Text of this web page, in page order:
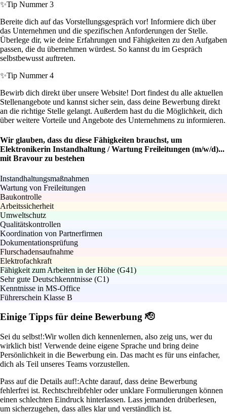
✨Tip Nummer 3
Bereite dich auf das Vorstellungsgespräch vor! Informiere dich über
das Unternehmen und die spezifischen Anforderungen der Stelle.
Überlege dir, wie deine Erfahrungen und Fähigkeiten zu den Aufgaben
passen, die du übernehmen würdest. So kannst du im Gespräch
selbstbewusst auftreten.
✨Tip Nummer 4
Bewirb dich direkt über unsere Website! Dort findest du alle aktuellen
Stellenangebote und kannst sicher sein, dass deine Bewerbung direkt
an die richtige Stelle gelangt. Außerdem hast du die Möglichkeit, dich
über weitere Vorteile und Angebote des Unternehmens zu informieren.
Wir glauben, dass du diese Fähigkeiten brauchst, um
Elektronikerin Instandhaltung / Wartung Freileitungen (m/w/d)...
mit Bravour zu bestehen
Instandhaltungsmaßnahmen
Wartung von Freileitungen
Baukontrolle
Arbeitssicherheit
Umweltschutz
Qualitätskontrollen
Koordination von Partnerfirmen
Dokumentationsprüfung
Flurschadensaufnahme
Elektrofachkraft
Fähigkeit zum Arbeiten in der Höhe (G41)
Sehr gute Deutschkenntnisse (C1)
Kenntnisse in MS-Office
Führerschein Klasse B
Einige Tipps für deine Bewerbung 🫡
Sei du selbst!:Wir wollen dich kennenlernen, also zeig uns, wer du
wirklich bist! Verwende deine eigene Sprache und bring deine
Persönlichkeit in die Bewerbung ein. Das macht es für uns einfacher,
dich als Teil unseres Teams vorzustellen.
Pass auf die Details auf!:Achte darauf, dass deine Bewerbung
fehlerfrei ist. Rechtschreibfehler oder unklare Formulierungen können
einen schlechten Eindruck hinterlassen. Lass jemanden drüberlesen,
um sicherzugehen, dass alles klar und verständlich ist.